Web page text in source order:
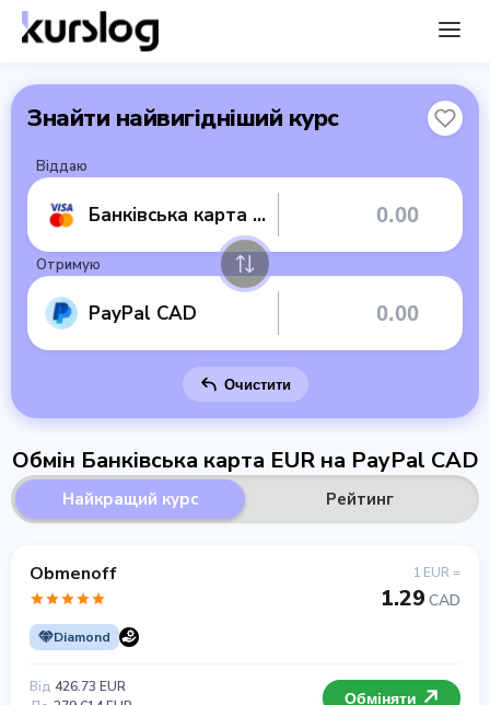
Знайти найвигідніший курс
Віддаю
Банківська карта EUR
Отримую
PayPal CAD
Очистити
Обмін Банківська карта EUR на PayPal CAD
Найкращий курс Рейтинг
Obmenoff
Diamond
1 EUR =
1.29 CAD
Від 426.73 EUR
Обміняти